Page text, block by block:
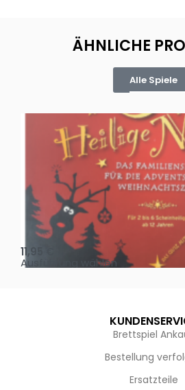
ÄHNLICHE
Alle Spiele
Oh, heilige Nacht!
11,95
Ausführung wählen
Brettspiel
Bestellung
Ersatzteile